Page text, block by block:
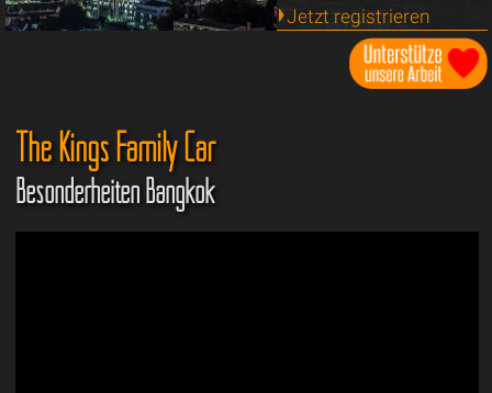
Jetzt registrieren
The Kings Family Car
Besonderheiten Bangkok